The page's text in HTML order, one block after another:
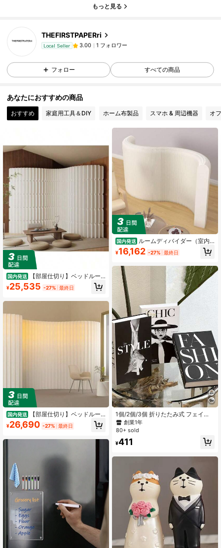
もっと見る
THEFIRSTPAPERri
Local Seller
3.00
1 フォロワー
r***6 が1日前にフォローしました
フォロー すべての商品
あなたにおすすめの商品
おすすめ 家庭用工具＆DIY ホーム布製品 スマホ & 周辺機器 オ
国内発送
【部屋仕切り】ベッドルー
ム用、多機能折りたたみ式パーティ
ションスクリーン。クラフト紙製
¥25,535 -27% 最終日
国内発送
【部屋仕切り】ベッドルー
ム用、クラフト紙素材の折りたたみ
式パーティションスクリーン。オフ
¥26,690 -27% 最終日
国内発送 ルームディバイダー（室内
仕切り）ベッドルーム（寝室）多機
能折りたたみ式ルームパーティショ
内仕切りスクリーン）クラフト紙製
で、リビングルーム、オフィス、ビ
ューティサロンに最適
¥16,162 -27% 最終日
1個/2個/3個 折りたたみ式 フェイク
装飾本、モダンミニマリスト フェイ
クブックディスプレイ、ホームリビ
真撮影小物、ホテル、カフェ、店
ビスタンド、デスク、オフィス装飾
創業1年
80+ sold
¥411